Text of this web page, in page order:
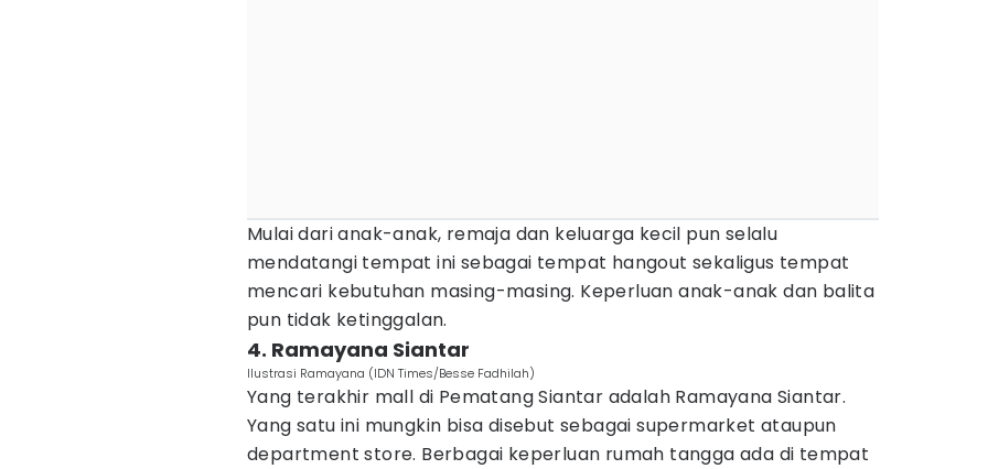
Mulai dari anak-anak, remaja dan keluarga kecil pun selalu
mendatangi tempat ini sebagai tempat hangout sekaligus tempat
mencari kebutuhan masing-masing. Keperluan anak-anak dan balita
pun tidak ketinggalan.
4. Ramayana Siantar
Ilustrasi Ramayana (IDN Times/Besse Fadhilah)
Yang terakhir mall di Pematang Siantar adalah Ramayana Siantar.
Yang satu ini mungkin bisa disebut sebagai supermarket ataupun
department store. Berbagai keperluan rumah tangga ada di tempat